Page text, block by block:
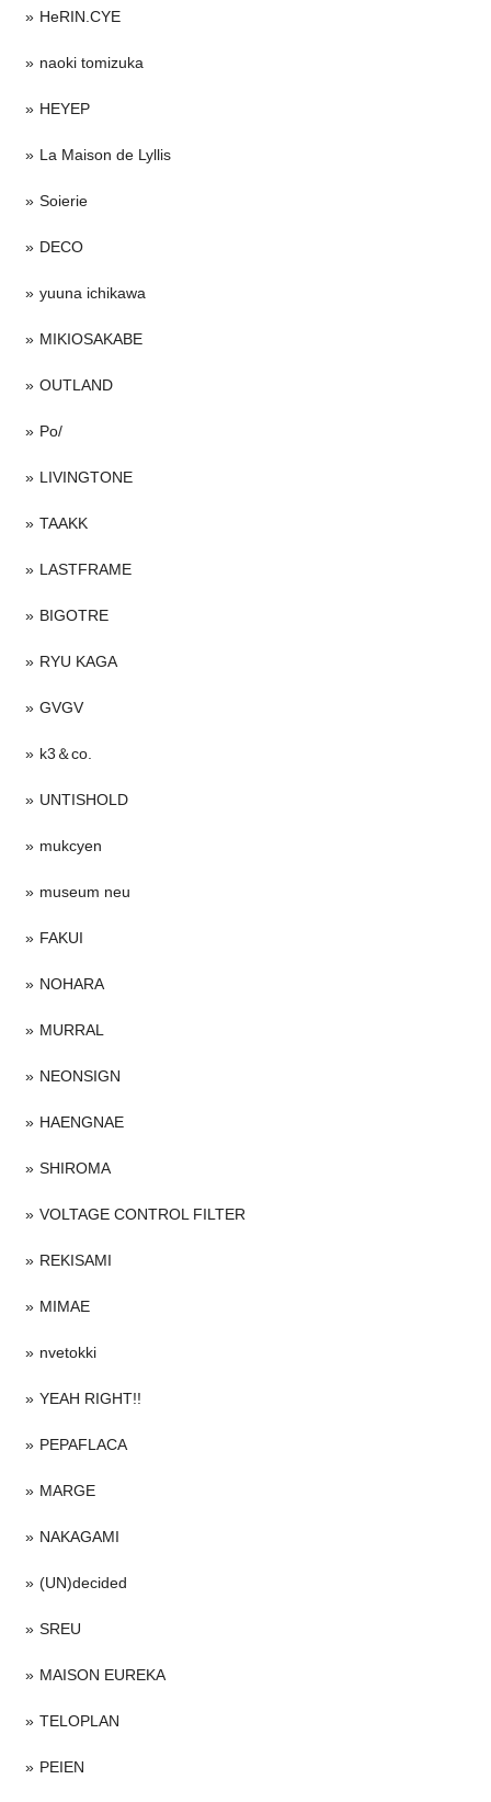
HeRIN.CYE
naoki tomizuka
HEYEP
La Maison de Lyllis
Soierie
DECO
yuuna ichikawa
MIKIOSAKABE
OUTLAND
Po/
LIVINGTONE
TAAKK
LASTFRAME
BIGOTRE
RYU KAGA
GVGV
k3＆co.
UNTISHOLD
mukcyen
museum neu
FAKUI
NOHARA
MURRAL
NEONSIGN
HAENGNAE
SHIROMA
VOLTAGE CONTROL FILTER
REKISAMI
MIMAE
nvetokki
YEAH RIGHT!!
PEPAFLACA
MARGE
NAKAGAMI
(UN)decided
SREU
MAISON EUREKA
TELOPLAN
PEIEN